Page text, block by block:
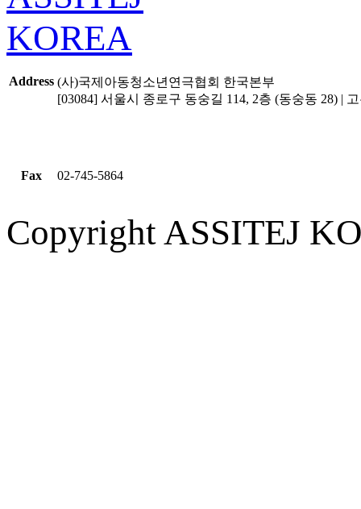
Address (사)국제아동청소년연극협회 한국본부
[03084] 서울시 종로구 동숭길 114, 2층 (동숭동 28) |
Fax 02-745-5864
Copyright ASSITEJ